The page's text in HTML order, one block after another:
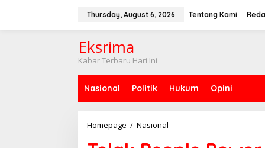
Thursday, August 6, 2026 Tentang Kami
Eksrima
Kabar Terbaru Hari Ini
Nasional Politik Hukum Opini
Homepage / Nasional